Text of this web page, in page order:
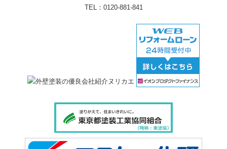
TEL： 0120-881-841